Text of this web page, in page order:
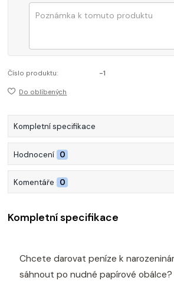
Číslo produktu: -1
Do oblíbených
Kompletní specifikace
Hodnocení 0
Komentáře 0
Kompletní specifikace
Chcete darovat peníze k
sáhnout po nudné papírové obálce?